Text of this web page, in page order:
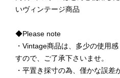
いヴィンテージ商品
◆Please note
・Vintage商品は、多少の使用
すので、ご了承下さいませ。
・平置き採寸の為、僅かな誤